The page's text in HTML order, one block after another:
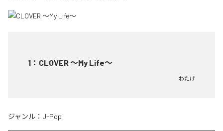
1 ： CLOVER ～My Life～
わたげ
ジャンル： J-Pop